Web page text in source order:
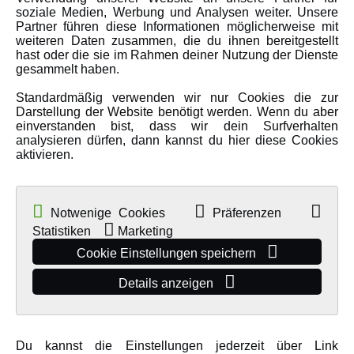
Amewi Kataloge
MEHR VON AMEWI
AMXRacing - Qualitäts RC-Zubehör
Amewi Construction - Nutzfahrzeuge
Malinos - Die kreative Seite von Amewi
© Copyright 2019 - 2026 Amewi Trade GmbH - Alle Rechte vorbehalten |
soziale Medien, Werbung und Analysen weiter. Unsere
Partner führen diese Informationen möglicherweise mit
weiteren Daten zusammen, die du ihnen bereitgestellt
hast oder die sie im Rahmen deiner Nutzung der Dienste
gesammelt haben.
Standardmäßig verwenden wir nur Cookies die zur
Darstellung der Website benötigt werden. Wenn du aber
einverstanden bist, dass wir dein Surfverhalten
analysieren dürfen, dann kannst du hier diese Cookies
aktivieren.
Notwenige Cookies
Präferenzen
Statistiken
Marketing
Cookie Einstellungen speichern
Details anzeigen
Du kannst die Einstellungen jederzeit über Link